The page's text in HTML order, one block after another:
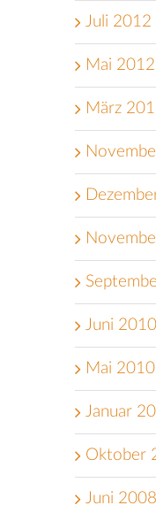
Juli 2012
Mai 2012
März
Juni 2010
Mai 2010
Januar
Oktober
Juni 2008